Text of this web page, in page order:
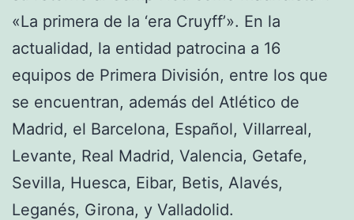
«La primera de la ‘era Cruyff’». En la
actualidad, la entidad patrocina a 16
equipos de Primera División, entre los que
se encuentran, además del Atlético de
Madrid, el Barcelona, Español, Villarreal,
Levante, Real Madrid, Valencia, Getafe,
Sevilla, Huesca, Eibar, Betis, Alavés,
Leganés, Girona, y Valladolid.